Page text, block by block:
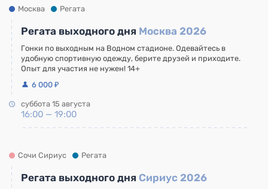
Москва Регата
Регата выходного дня Москва 2026
Гонки по выходным на Водном стадионе. Одевайтесь в
удобную спортивную одежду, берите друзей и приходите.
Опыт для участия не нужен! 14+
6 000 ₽
суббота 15 августа
16:00 — 19:00
Сочи Сириус Регата
Регата выходного дня Сириус 2026